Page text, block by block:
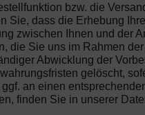
bzw. die
Sie, dass die Erhebung
zwischen Ihnen und der
die Sie uns im Rahmen
Abwicklung der
gelöscht,
an einen
finden Sie in unserer